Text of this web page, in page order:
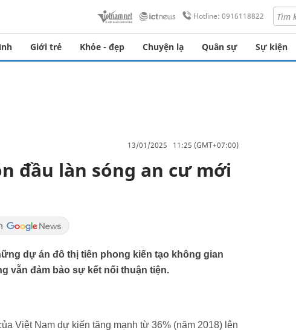
Hotline: 0916118822
Giới trẻ Khỏe - đẹp Chuyện lạ Quân sự Sự kiện
13/01/2025 11:25 (GMT+07:00)
đầu làn sóng an cư mới
dự án đô thị tiên phong kiến tạo không gian
vẫn đảm bảo sự kết nối thuận tiện.
Việt Nam dự kiến tăng mạnh từ 36% (năm 2018) lên